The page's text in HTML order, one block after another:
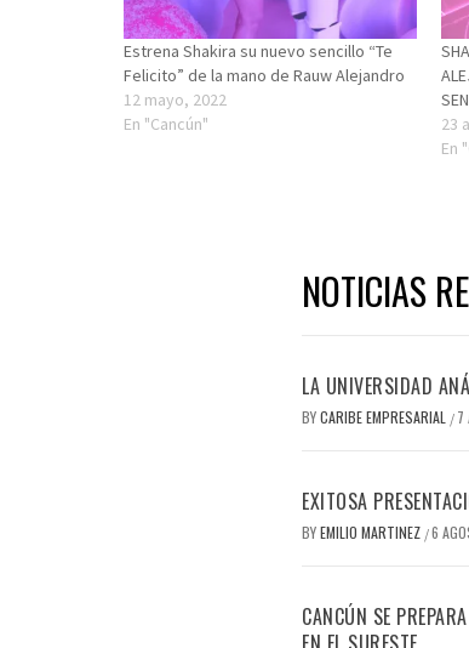
Estrena Shakira su nuevo sencillo “Te
Felicito” de la mano de Rauw Alejandro
12 mayo, 2022
En "Cancún"
23
En
NOTICIAS
LA UNIVERSIDAD
BYCARIBE EMPRESARIAL / 7
EXITOSA
BYEMILIO MARTINEZ /6
CANCÚN SE